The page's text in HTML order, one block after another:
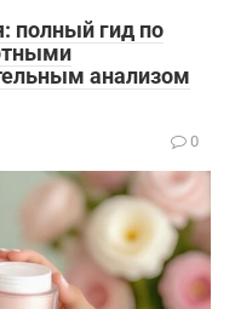
полный гид по
анализом
0